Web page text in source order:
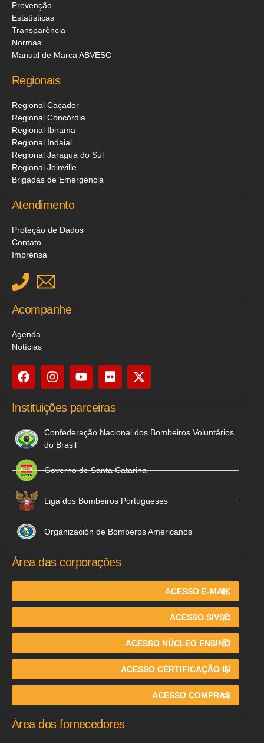
Prevenção
Estatísticas
Transparência
Normas
Manual de Marca ABVESC
Regionais
Regional Caçador
Regional Concórdia
Regional Ibirama
Regional Indaial
Regional Jaraguá do Sul
Regional Joinville
Brigadas de Emergência
Atendimento
Proteção de Dados
Contato
Imprensa
Acompanhe
Agenda
Notícias
Instituições parceiras
Confederação Nacional dos Bombeiros Voluntários
do Brasil
Governo de Santa Catarina
Liga dos Bombeiros Portugueses
Organización de Bomberos Americanos
Área das corporações
ACESSO E-MAIL
ACESSO SIVSC
ACESSO NÚCLEO ENSINO
ACESSO CERTIFICAÇÃO IN
ACESSO COMPRAS
Área dos fornecedores